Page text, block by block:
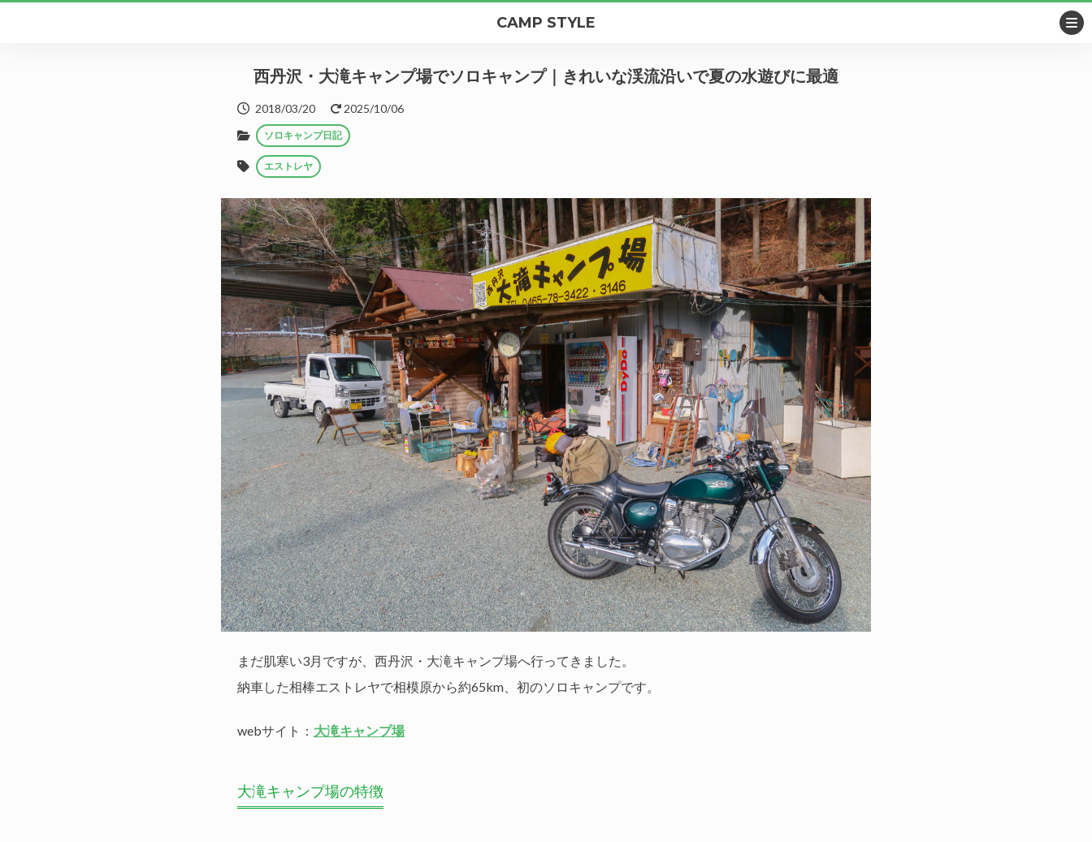
CAMP STYLE
西丹沢・大滝キャンプ場でソロキャンプ｜きれいな渓流沿いで夏の水遊びに最適
2018/03/20 2025/10/06
ソロキャンプ日記
エストレヤ
まだ肌寒い3月ですが、西丹沢・大滝キャンプ場へ行ってきました。
納車した相棒エストレヤで相模原から約65km、初のソロキャンプです。
webサイト： 大滝キャンプ場
大滝キャンプ場の特徴